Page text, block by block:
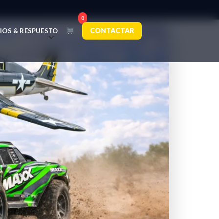
& RESPUESTO
0
CONTACTAR